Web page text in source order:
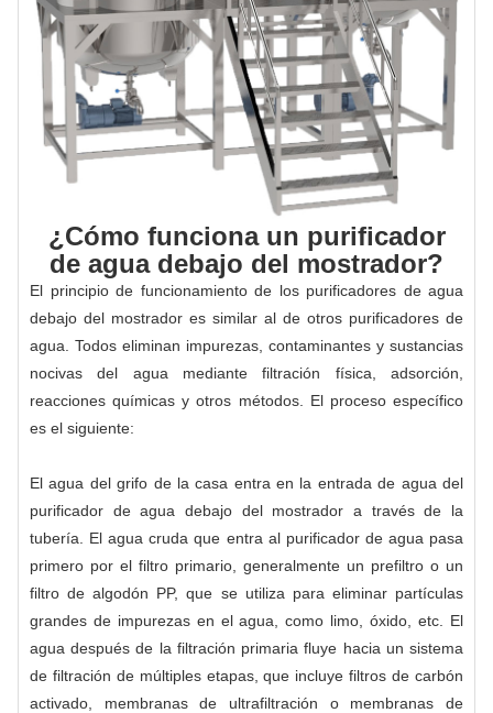
¿Cómo funciona un purificador
de agua debajo del mostrador?
El principio de funcionamiento de los purificadores de agua
debajo del mostrador es similar al de otros purificadores de
agua. Todos eliminan impurezas, contaminantes y sustancias
nocivas del agua mediante filtración física, adsorción,
reacciones químicas y otros métodos. El proceso específico
es el siguiente:
El agua del grifo de la casa entra en la entrada de agua del
purificador de agua debajo del mostrador a través de la
tubería. El agua cruda que entra al purificador de agua pasa
primero por el filtro primario, generalmente un prefiltro o un
filtro de algodón PP, que se utiliza para eliminar partículas
grandes de impurezas en el agua, como limo, óxido, etc. El
agua después de la filtración primaria fluye hacia un sistema
de filtración de múltiples etapas, que incluye filtros de carbón
activado, membranas de ultrafiltración o membranas de